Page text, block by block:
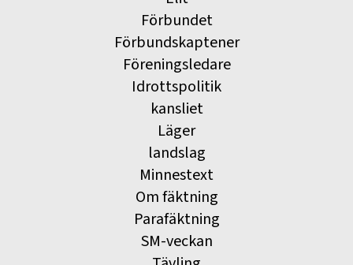
Förbundet
Förbundskaptener
Föreningsledare
Idrottspolitik
kansliet
Läger
landslag
Minnestext
Om fäktning
Parafäktning
SM-veckan